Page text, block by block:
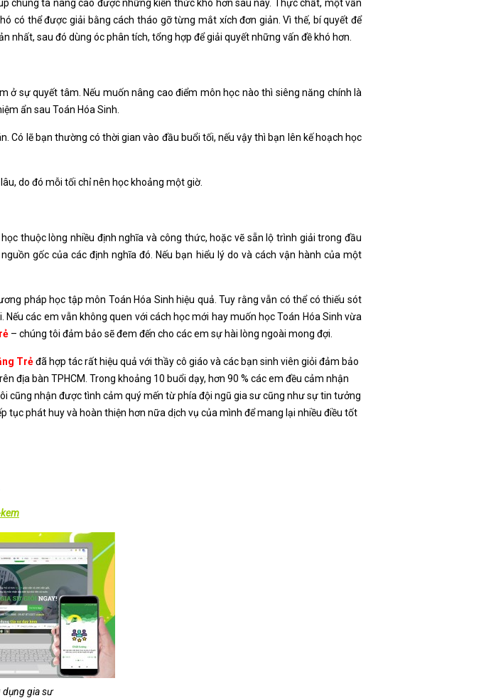
chúng ta nâng cao được những kiến thức khó hơn sau này. Thực chất, một vấn
có thể được giải bằng cách tháo gỡ từng mắt xích đơn giản. Vì thế, bí quyết để
nhất, sau đó dùng óc phân tích, tổng hợp để giải quyết những vấn đề khó hơn.
ở sự quyết tâm. Nếu muốn nâng cao điểm môn học nào thì siêng năng chính là
ẩn sau Toán Hóa Sinh.
lẽ bạn thường có thời gian vào đầu buổi tối, nếu vậy thì bạn lên kế hoạch học
do đó mỗi tối chỉ nên học khoảng một giờ.
thuộc lòng nhiều định nghĩa và công thức, hoặc vẽ sẵn lộ trình giải trong đầu
gốc của các định nghĩa đó. Nếu bạn hiểu lý do và cách vận hành của một
pháp học tập môn Toán Hóa Sinh hiệu quả. Tuy rằng vẫn có thể có thiếu sót
các em vẫn không quen với cách học mới hay muốn học Toán Hóa Sinh vừa
– chúng tôi đảm bảo sẽ đem đến cho các em sự hài lòng ngoài mong đợi.
Trẻđã hợp tác rất hiệu quả với thầy cô giáo và các bạn sinh viên giỏi đảm bảo
địa bàn TPHCM. Trong khoảng 10 buổi dạy, hơn 90 % các em đều cảm nhận
cũng nhận được tình cảm quý mến từ phía đội ngũ gia sư cũng như sự tin tưởng
phát huy và hoàn thiện hơn nữa dịch vụ của mình để mang lại nhiều điều tốt
dụng gia sư